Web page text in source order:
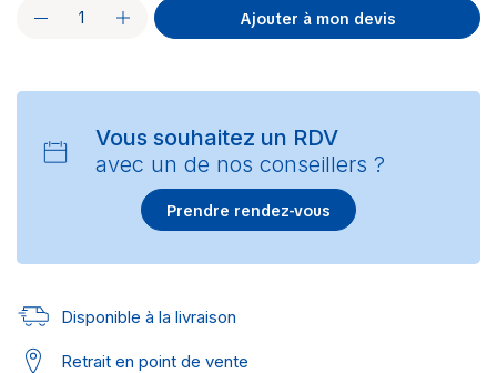
Ajouter à mon devis
Vous souhaitez un RDV
avec un de nos conseillers ?
Prendre rendez-vous
Disponible à la livraison
Retrait en point de vente